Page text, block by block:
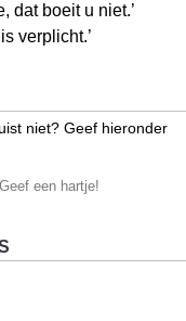
dat boeit u niet.’
verplicht.’
niet? Geef hieronder
een hartje!